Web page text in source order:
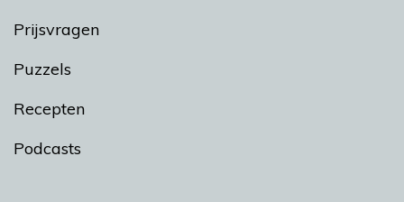
Prijsvragen
Puzzels
Recepten
Podcasts